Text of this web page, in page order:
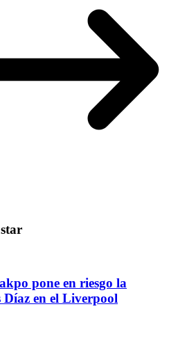
pone en riesgo la
en el Liverpool